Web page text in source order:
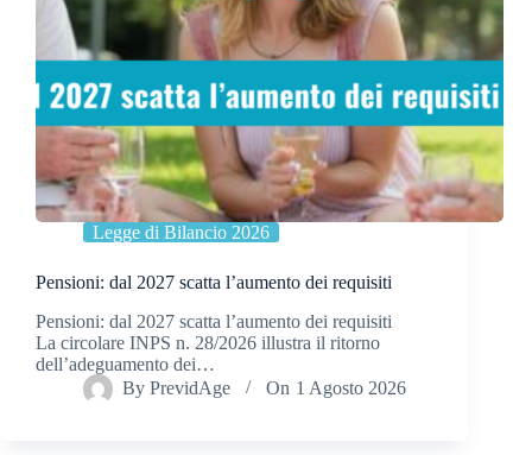
Legge di Bilancio 2026
Pensioni: dal 2027 scatta l’aumento dei requisiti
Pensioni: dal 2027 scatta l’aumento dei requisiti
La circolare INPS n. 28/2026 illustra il ritorno
dell’adeguamento dei…
By PrevidAge On 1 Agosto 2026